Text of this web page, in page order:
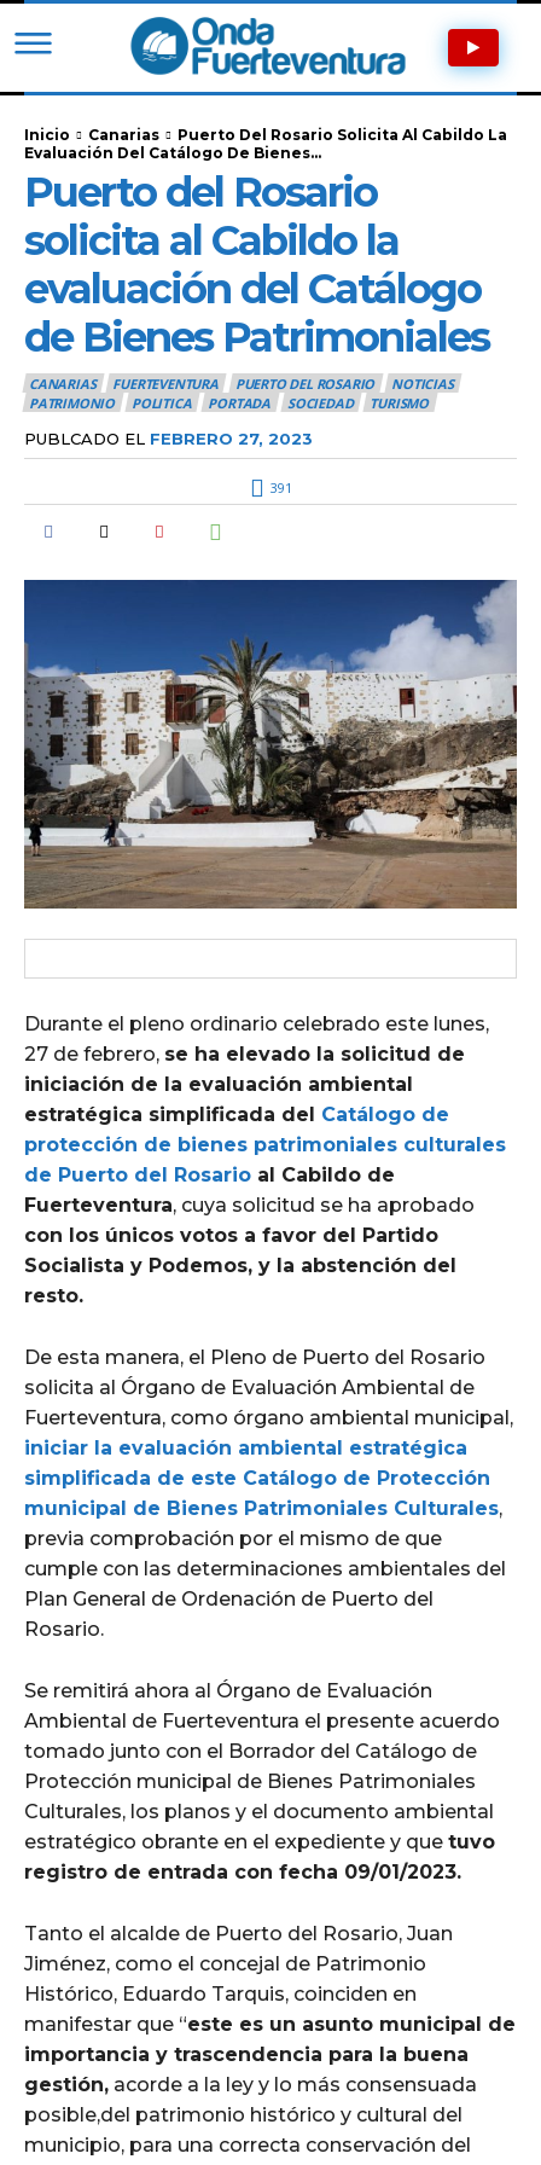
Inicio Canarias
Puerto Del Rosario Solicita Al Cabildo La
Evaluación Del Catálogo De Bienes...
Puerto del Rosario
solicita al Cabildo la
evaluación del Catálogo
de Bienes Patrimoniales
CANARIAS FUERTEVENTURA PUERTO DEL ROSARIO
NOTICIAS
PATRIMONIO
POLITICA PORTADA SOCIEDAD TURISMO
PUBLCADO EL FEBRERO 27, 2023
391
Durante el pleno ordinario celebrado este lunes,
27 de febrero, se ha elevado la solicitud de
iniciación de la evaluación ambiental
estratégica simplificada del Catálogo de
protección de bienes patrimoniales culturales
de Puerto del Rosario al Cabildo de
Fuerteventura, cuya solicitud se ha aprobado
con los únicos votos a favor del Partido
Socialista y Podemos, y la abstención del
resto.
De esta manera, el Pleno de Puerto del Rosario
solicita al Órgano de Evaluación Ambiental de
Fuerteventura, como órgano ambiental municipal,
iniciar la evaluación ambiental estratégica
simplificada de este Catálogo de Protección
municipal de Bienes Patrimoniales Culturales,
previa comprobación por el mismo de que
cumple con las determinaciones ambientales del
Plan General de Ordenación de Puerto del
Rosario.
Se remitirá ahora al Órgano de Evaluación
Ambiental de Fuerteventura el presente acuerdo
tomado junto con el Borrador del Catálogo de
Protección municipal de Bienes Patrimoniales
Culturales, los planos y el documento ambiental
estratégico obrante en el expediente y que tuvo
registro de entrada con fecha 09/01/2023.
Tanto el alcalde de Puerto del Rosario, Juan
Jiménez, como el concejal de Patrimonio
Histórico, Eduardo Tarquis, coinciden en
manifestar que “este es un asunto municipal de
importancia y trascendencia para la buena
gestión, acorde a la ley y lo más consensuada
posible,del patrimonio histórico y cultural del
municipio, para una correcta conservación del